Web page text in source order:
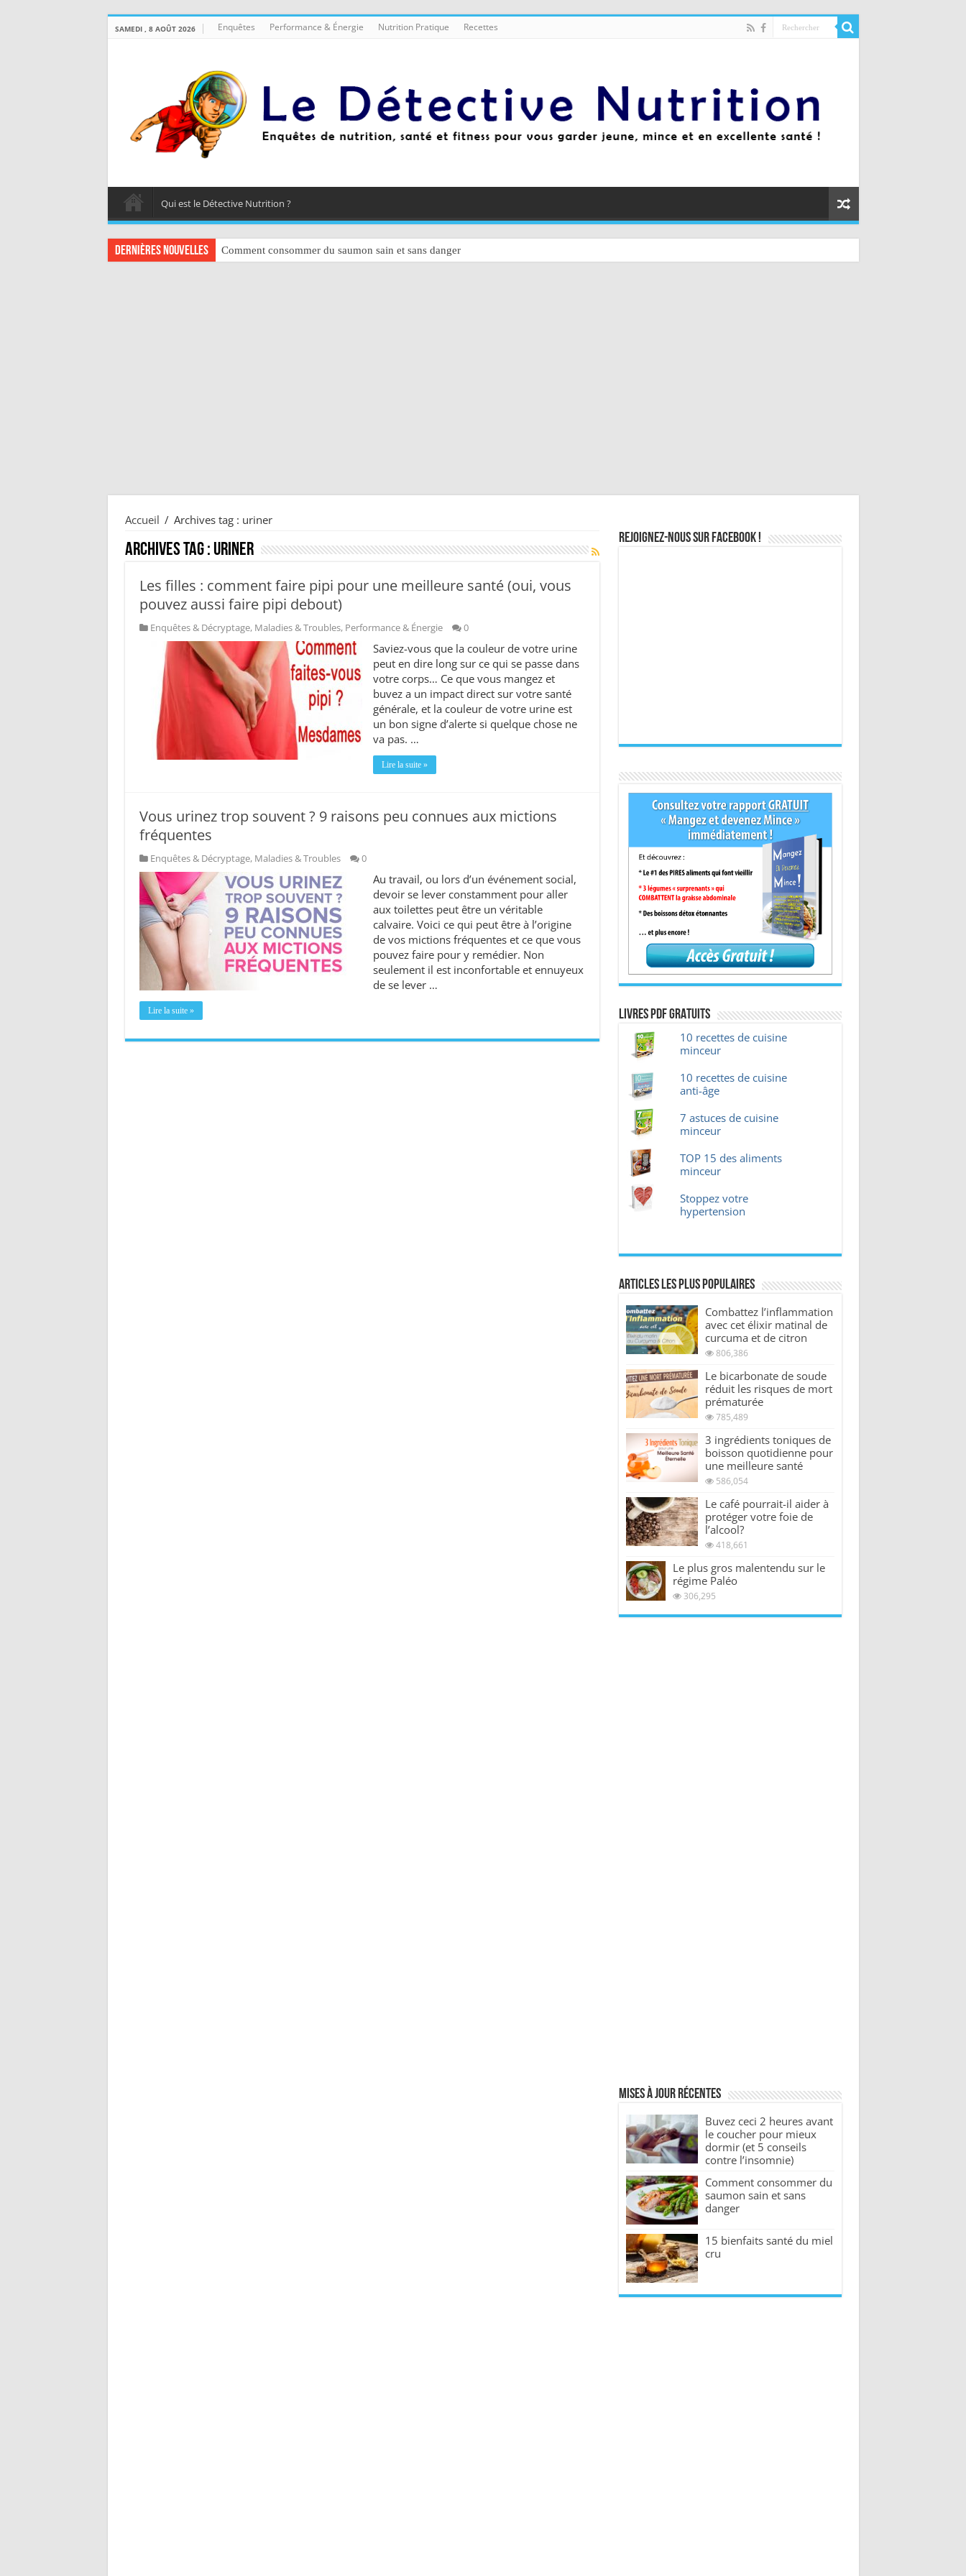
SAMEDI , 8 AOÛT 2026 Enquêtes Performance & Énergie Nutrition Pratique Recettes
Qui est le Détective Nutrition ?
Dernières nouvelles Comment consommer du saumon sain et sans danger
Accueil / Archives tag : uriner
Archives tag : uriner
Les filles : comment faire pipi pour une meilleure santé (oui, vous
pouvez aussi faire pipi debout)
Enquêtes & Décryptage, Maladies & Troubles, Performance & Énergie 0
Saviez-vous que la couleur de votre urine
peut en dire long sur ce qui se passe dans
votre corps… Ce que vous mangez et
buvez a un impact direct sur votre santé
générale, et la couleur de votre urine est
un bon signe d’alerte si quelque chose ne
va pas. …
Lire la suite »
Vous urinez trop souvent ? 9 raisons peu connues aux mictions
fréquentes
Enquêtes & Décryptage, Maladies & Troubles 0
Au travail, ou lors d’un événement social,
devoir se lever constamment pour aller
aux toilettes peut être un véritable
calvaire. Voici ce qui peut être à l’origine
de vos mictions fréquentes et ce que vous
pouvez faire pour y remédier. Non
seulement il est inconfortable et ennuyeux
de se lever …
Lire la suite »
Rejoignez-nous sur Facebook !
Livres pdf GRATUITS
10 recettes de cuisine
minceur
10 recettes de cuisine
anti-âge
7 astuces de cuisine
minceur
TOP 15 des aliments
minceur
Stoppez votre
hypertension
Articles les plus Populaires
Combattez l’inflammation
avec cet élixir matinal de
curcuma et de citron
806,386
Le bicarbonate de soude
réduit les risques de mort
prématurée
785,489
3 ingrédients toniques de
boisson quotidienne pour
une meilleure santé
586,054
Le café pourrait-il aider à
protéger votre foie de
l’alcool?
418,661
Le plus gros malentendu sur le
régime Paléo
306,295
Mises à jour récentes
Buvez ceci 2 heures avant
le coucher pour mieux
dormir (et 5 conseils
contre l’insomnie)
Comment consommer du
saumon sain et sans
danger
15 bienfaits santé du miel
cru